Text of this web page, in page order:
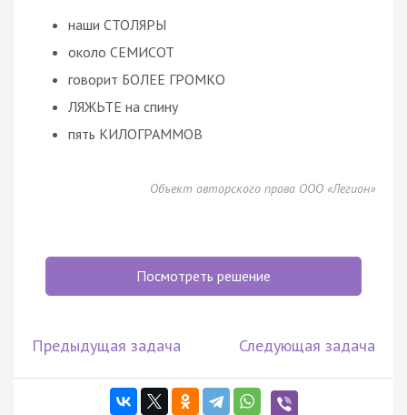
наши СТОЛЯРЫ
около СЕМИСОТ
говорит БОЛЕЕ ГРОМКО
ЛЯЖЬТЕ на спину
пять КИЛОГРАММОВ
Объект авторского права ООО «Легион»
Посмотреть решение
Предыдущая задача Следующая задача